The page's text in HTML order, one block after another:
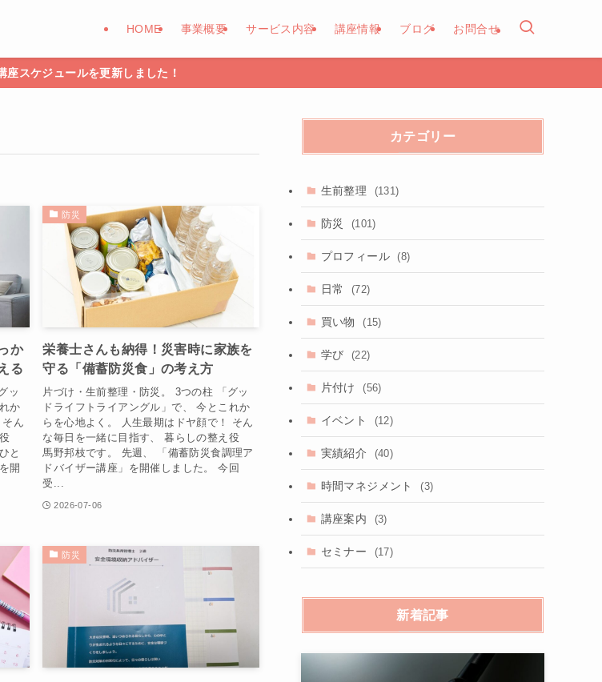
HOME 事業概要 サービス内容 講座情報 ブログ お問合せ
座スケジュールを更新しました！
か
る
ッ
か
ん
役
と
開
防災
栄養士さんも納得！災害時に家族を
守る「備蓄防災食」の考え方
片づけ・生前整理・防災。 3つの柱 「グッ
ドライフトライアングル」で、 今とこれか
らを心地よく。 人生最期はドヤ顔で！ そん
な毎日を一緒に目指す、 暮らしの整え役
馬野邦枝です。 先週、 「備蓄防災食調理ア
ドバイザー講座」を開催しました。 今回
受...
2026-07-06
防災
カテゴリー
生前整理 (131)
防災 (101)
プロフィール (8)
日常 (72)
買い物 (15)
学び (22)
片付け (56)
イベント (12)
実績紹介 (40)
時間マネジメント (3)
講座案内 (3)
セミナー (17)
新着記事